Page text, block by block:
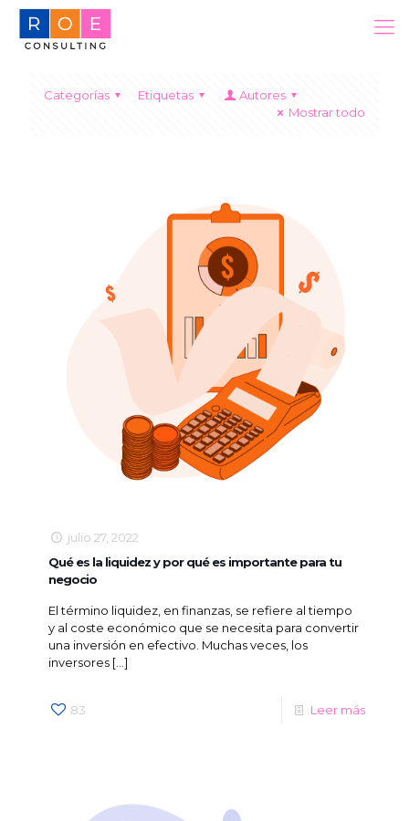
Categorías Etiquetas
Autores
Mostrar todo
julio 27, 2022
Qué es la liquidez y por qué es importante para tu
negocio
El término liquidez, en finanzas, se refiere al tiempo
y al coste económico que se necesita para convertir
una inversión en efectivo. Muchas veces, los
inversores […]
83 Leer más